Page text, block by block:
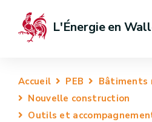
L'Énergie en
Accueil PEB
Bâtiments
Nouvelle construction
Outils et